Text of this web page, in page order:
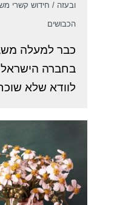
ובעזה / חידוש קשרי
הכבושים
כבר למעלה
בחברה
לוודא שלא